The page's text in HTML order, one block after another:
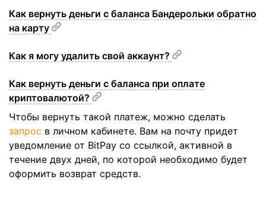
Как вернуть деньги с баланса Бандерольки обратно
на карту
Как я могу удалить свой аккаунт?
Как вернуть деньги с баланса при оплате
криптовалютой?
Чтобы вернуть такой платеж, можно сделать
запрос в личном кабинете. Вам на почту придет
уведомление от BitPay со ссылкой, активной в
течение двух дней, по которой необходимо будет
оформить возврат средств.